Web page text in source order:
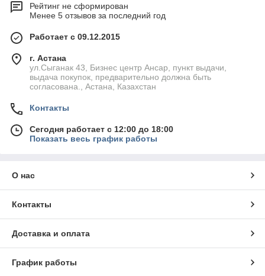
Рейтинг не сформирован
Менее 5 отзывов за последний год
Работает с 09.12.2015
г. Астана
ул.Сыганак 43, Бизнес центр Ансар, пункт выдачи,
выдача покупок, предварительно должна быть
согласована., Астана, Казахстан
Контакты
Сегодня работает с 12:00 до 18:00
Показать весь график работы
О нас
Контакты
Доставка и оплата
График работы